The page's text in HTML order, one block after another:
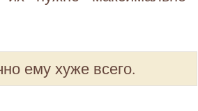
ему хуже всего.